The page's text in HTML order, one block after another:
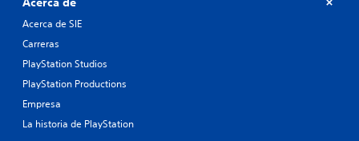
Acerca de SIE
Carreras
PlayStation Studios
PlayStation Productions
Empresa
La historia de PlayStation